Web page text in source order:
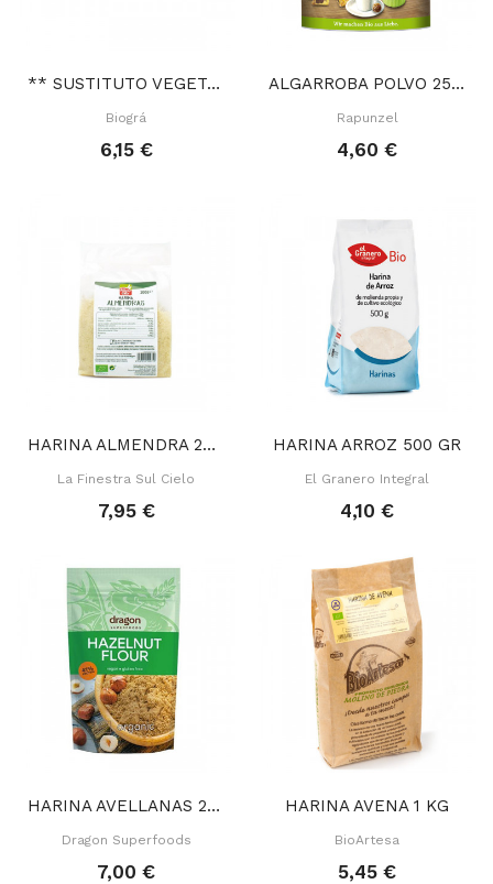
** SUSTITUTO VEGETAL HUEVO 250 GR
Biográ
6,15 €
ALGARROBA POLVO 250 GR
Rapunzel
4,60 €
HARINA ALMENDRA 200 GR
La Finestra Sul Cielo
7,95 €
HARINA ARROZ 500 GR
El Granero Integral
4,10 €
HARINA AVELLANAS 200 GR
Dragon Superfoods
7,00 €
HARINA AVENA 1 KG
BioArtesa
5,45 €